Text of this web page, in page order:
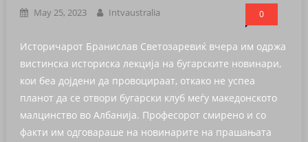
May 25, 2023 Intvaustralia 0
Историчарот Бранислав Светозаревиќ вчера им одржа
вистинска историска лекција на бугарските новинари,
кои беа дојдени да провоцираат, откако не успеа
планот да се отвори бугарски клуб меѓу македонското
малцинство во Албанија. Професорот смирено и со
факти им одговараше на новинарите на прашањата